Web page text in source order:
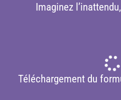
Imaginez
Téléchargement du